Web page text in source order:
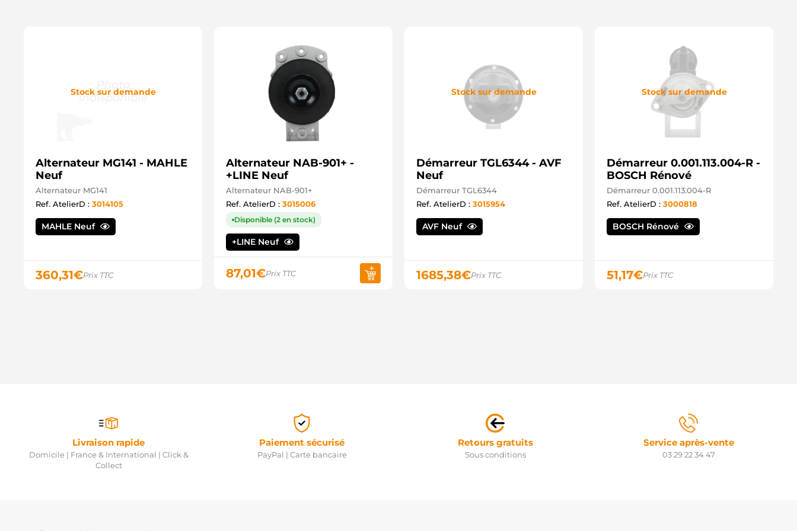
8104654620 Isuzu
9000858SEL +line
9000871 Remy
AME6485 Techno CVC
S2895 OCA
S500596 Pasco
Stock sur demande
Alternateur MG141 - MAHLE
Neuf
Alternateur MG141
Ref. AtelierD : 3014105
MAHLE Neuf
360,31€Prix TTC
Alternateur NAB-901+ -
+LINE Neuf
Alternateur NAB-901+
Ref. AtelierD : 3015006
Disponible (2 en stock)
+LINE Neuf
87,01€Prix TTC
Stock sur demande
Démarreur TGL6344 - AVF
Neuf
Démarreur TGL6344
Ref. AtelierD : 3015954
AVF Neuf
1685,38€Prix TTC
Stock sur demande
Démarreur 0.001.113.004-R -
BOSCH Rénové
Démarreur 0.001.113.004-R
Ref. AtelierD : 3000818
BOSCH Rénové
51,17€Prix TTC
Livraison rapide
Domicile | France & International | Click &
Collect
Paiement sécurisé
PayPal | Carte bancaire
Retours gratuits
Sous conditions
Service après-vente
03 29 22 34 47